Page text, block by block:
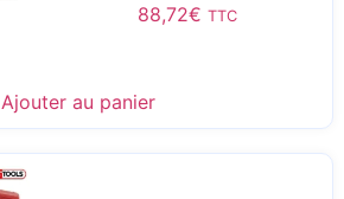
88,72€ TTC
Ajouter au panier